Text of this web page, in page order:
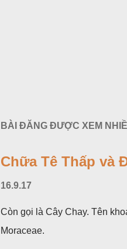
BÀI ĐĂNG ĐƯỢC XEM
Chữa Tê Thấp và
16.9.17
Còn gọi là Cây Chay. Tên
Moraceae.